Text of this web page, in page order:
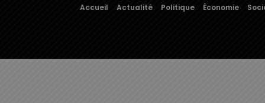
Accueil Actualité Politique Économie